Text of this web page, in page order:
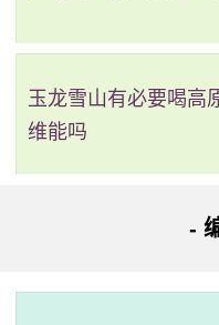
玉龙雪山有必要喝高
维能吗
-